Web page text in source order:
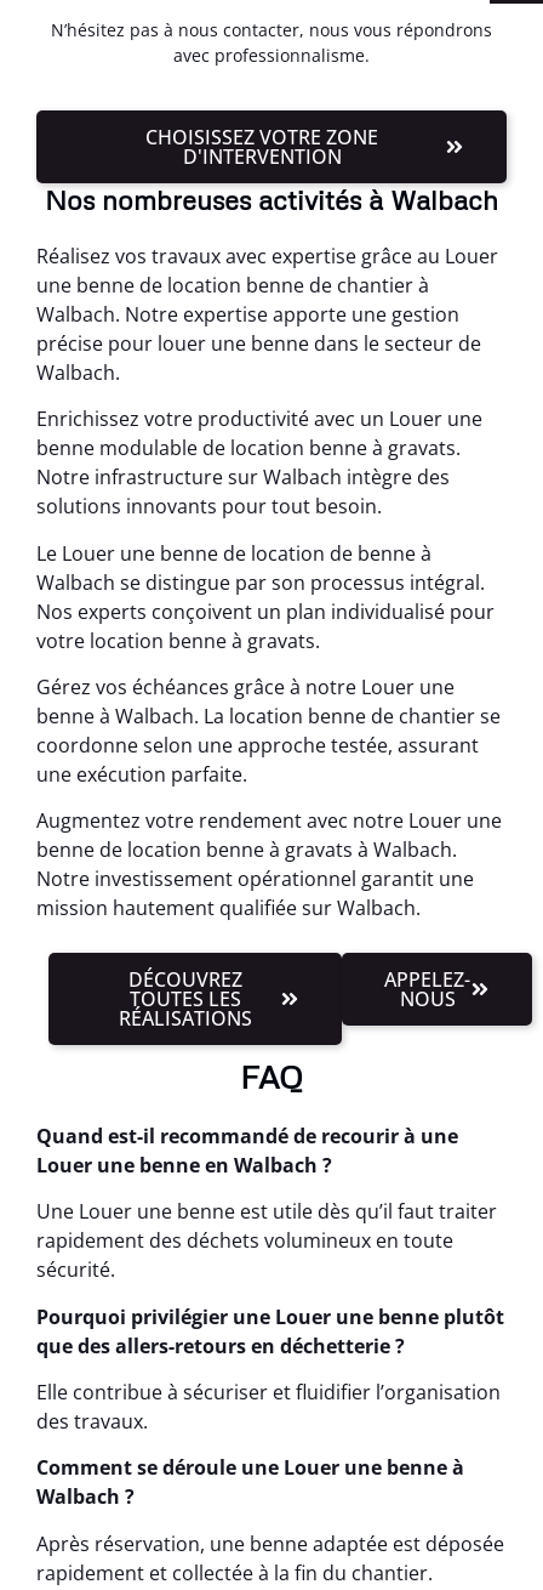
N’hésitez pas à nous contacter, nous vous répondrons
avec professionnalisme.
CHOISISSEZ VOTRE ZONE
D'INTERVENTION
Nos nombreuses activités à Walbach
Réalisez vos travaux avec expertise grâce au Louer
une benne de location benne de chantier à
Walbach. Notre expertise apporte une gestion
précise pour louer une benne dans le secteur de
Walbach.
Enrichissez votre productivité avec un Louer une
benne modulable de location benne à gravats.
Notre infrastructure sur Walbach intègre des
solutions innovants pour tout besoin.
Le Louer une benne de location de benne à
Walbach se distingue par son processus intégral.
Nos experts conçoivent un plan individualisé pour
votre location benne à gravats.
Gérez vos échéances grâce à notre Louer une
benne à Walbach. La location benne de chantier se
coordonne selon une approche testée, assurant
une exécution parfaite.
Augmentez votre rendement avec notre Louer une
benne de location benne à gravats à Walbach.
Notre investissement opérationnel garantit une
mission hautement qualifiée sur Walbach.
DÉCOUVREZ
TOUTES LES
RÉALISATIONS
APPELEZ-
NOUS
FAQ
Quand est-il recommandé de recourir à une
Louer une benne en Walbach ?
Une Louer une benne est utile dès qu’il faut traiter
rapidement des déchets volumineux en toute
sécurité.
Pourquoi privilégier une Louer une benne plutôt
que des allers-retours en déchetterie ?
Elle contribue à sécuriser et fluidifier l’organisation
des travaux.
Comment se déroule une Louer une benne à
Walbach ?
Après réservation, une benne adaptée est déposée
rapidement et collectée à la fin du chantier.